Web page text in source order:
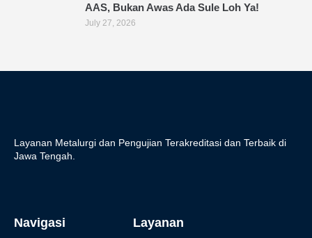
AAS, Bukan Awas Ada Sule Loh Ya!
July 27, 2026
Layanan Metalurgi dan Pengujian Terakreditasi dan Terbaik di
Jawa Tengah.
Navigasi Layanan